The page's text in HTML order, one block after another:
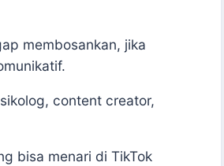
membosankan, jika
content creator,
bisa menari di TikTok